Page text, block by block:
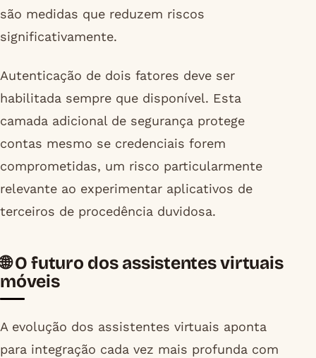
são medidas que reduzem riscos
significativamente.
Autenticação de dois fatores deve ser
habilitada sempre que disponível. Esta
camada adicional de segurança protege
contas mesmo se credenciais forem
comprometidas, um risco particularmente
relevante ao experimentar aplicativos de
terceiros de procedência duvidosa.
🌐 O futuro dos assistentes virtuais
móveis
A evolução dos assistentes virtuais aponta
para integração cada vez mais profunda com